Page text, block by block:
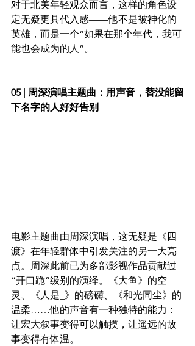
对于北美年轻观众而言，这样的角色设
定无疑更具代入感——他不是被神化的
英雄，而是一个“如果在那个年代，我可
能也会成为的人”。
05 | 周深演唱主题曲：用声音，替没能留
下名字的人好好告别
电影主题曲由周深演唱，这无疑是《四
渡》在年轻群体中引发关注的另一大亮
点。周深此前已为多部影视作品贡献过
“开口跪”级别的演绎。《大鱼》的空
灵、《人是_》的磅礴、《和光同尘》的
温柔……他的声音有一种独特的能力：
让宏大叙事变得可以触摸，让遥远的故
事变得有体温。